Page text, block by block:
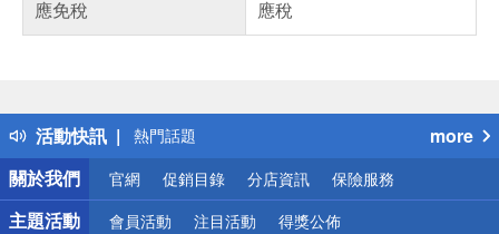
應免稅
應稅
活動快訊
得獎公告
熱門話題
銀行優惠
偏遠地區配送
詐騙網頁！請小心！
more
關於我們
官網 促銷目錄 分店資訊 保險服務
主題活動 會員活動 注目活動 得獎公佈